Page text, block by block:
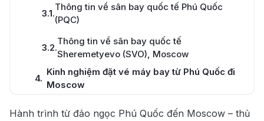
3.1.
Thông tin về sân bay quốc tế Phú Quốc
(PQC)
3.2.
Thông tin về sân bay quốc tế
Sheremetyevo (SVO), Moscow
4.
Kinh nghiệm đặt vé máy bay từ Phú Quốc đi
Moscow
Hành trình từ đảo ngọc Phú Quốc đến Moscow – thủ